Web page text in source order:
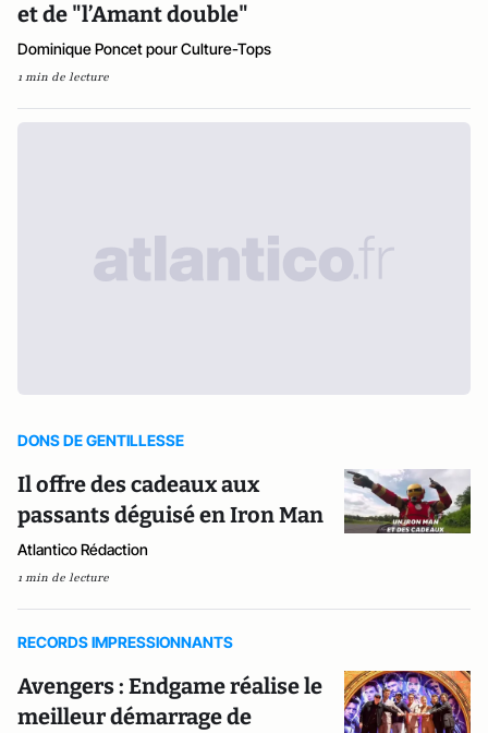
et de "l’Amant double"
Dominique Poncet pour Culture-Tops
1 min de lecture
DONS DE GENTILLESSE
Il offre des cadeaux aux
passants déguisé en Iron Man
Atlantico Rédaction
1 min de lecture
RECORDS IMPRESSIONNANTS
Avengers : Endgame réalise le
meilleur démarrage de